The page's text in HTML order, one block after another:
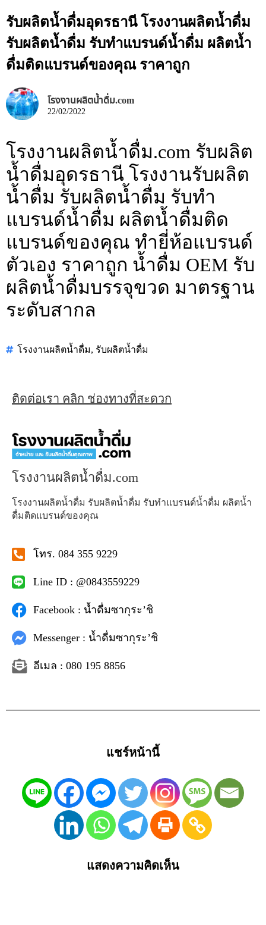
รับผลิตน้ำดื่มอุดรธานี โรงงานผลิตน้ำดื่ม
รับผลิตน้ำดื่ม รับทำแบรนด์น้ำดื่ม ผลิตน้ำ
ดื่มติดแบรนด์ของคุณ ราคาถูก
โรงงานผลิตน้ำดื่ม.com
22/02/2022
โรงงานผลิตน้ำดื่ม.com รับผลิต
น้ำดื่มอุดรธานี โรงงานรับผลิต
น้ำดื่ม รับผลิตน้ำดื่ม รับทำ
แบรนด์น้ำดื่ม ผลิตน้ำดื่มติด
แบรนด์ของคุณ ทำยี่ห้อแบรนด์
ตัวเอง ราคาถูก น้ำดื่ม OEM รับ
ผลิตน้ำดื่มบรรจุขวด มาตรฐาน
ระดับสากล
โรงงานผลิตน้ำดื่ม, รับผลิตน้ำดื่ม
ติดต่อเรา คลิก ช่องทางที่สะดวก
โรงงานผลิตน้ำดื่ม.com
โรงงานผลิตน้ำดื่ม รับผลิตน้ำดื่ม รับทำแบรนด์น้ำดื่ม ผลิตน้ำ
ดื่มติดแบรนด์ของคุณ
โทร. 084 355 9229
Line ID : @0843559229
Facebook : น้ำดื่มซากุระ’ชิ
Messenger : น้ำดื่มซากุระ’ชิ
อีเมล : 080 195 8856
แชร์หน้านี้
แสดงความคิดเห็น